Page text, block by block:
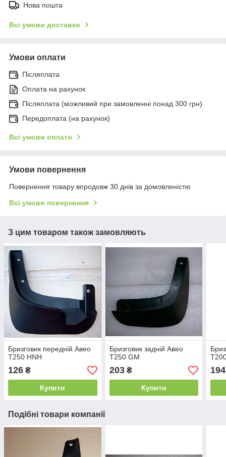
Нова пошта
Всі умови доставки
Умови оплати
Післяплата
Оплата на рахунок
Післяплата (можливий при замовленні понад 300 грн)
Передоплата (на рахунок)
Всі умови оплати
Умови повернення
Повернення товару впродовж 30 днів за домовленістю
Всі умови повернення
З цим товаром також замовляють
Бризговик передній Авео
Т250 HNH
126 ₴
Купити
Бризговик задній Авео
Т250 GM
203₴
Купити
194
Подібні товари компанії